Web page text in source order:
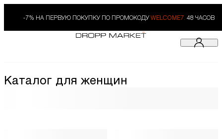
-7% НА ПЕРВУЮ ПОКУПКУ ПО ПРОМОКОДУ WELCOME7. 48 ЧАСОВ
Каталог для женщин